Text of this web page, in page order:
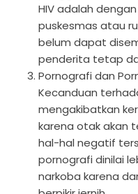
HIV adalah
puskesmas atau
belum dapat
penderita tetap
Pornografi dan
Kecanduan
mengakibatkan
karena otak akan
hal-hal negatif
pornografi dinilai
narkoba karena